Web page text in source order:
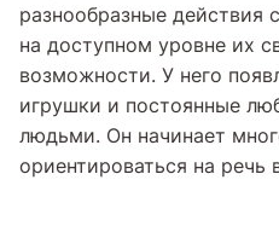
разнообразные действия
на доступном уровне их
возможности. У него
игрушки и постоянные
людьми. Он начинает
ориентироваться на речь